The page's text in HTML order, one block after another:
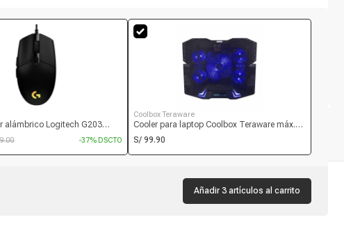
alámbrico Logitech G203
USB, 8000 dpi, 6-37% DSCTO
Coolbox Teraware
Cooler para laptop Coolbox Teraware máx.
17", 2 puertos USB, 5 ventiladores, altura
S/ 99.90
Añadir 3 artículos al carrito